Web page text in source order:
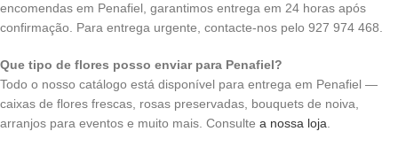
encomendas em Penafiel, garantimos entrega em 24 horas após
confirmação. Para entrega urgente, contacte-nos pelo 927 974 468.
Que tipo de flores posso enviar para Penafiel?
Todo o nosso catálogo está disponível para entrega em Penafiel —
caixas de flores frescas, rosas preservadas, bouquets de noiva,
arranjos para eventos e muito mais. Consulte a nossa loja